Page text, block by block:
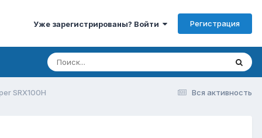
Уже зарегистрированы? Войти Регистрация
Вся активность
SRX100H